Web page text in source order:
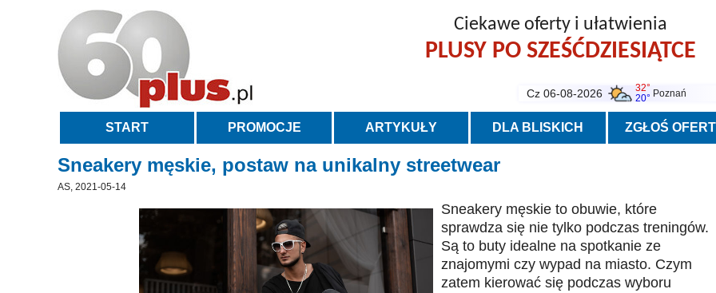
Ciekawe oferty i ułatwienia
PLUSY PO SZEŚĆDZIESIĄTCE
Cz 06-08-2026
32°
20° Poznań
START PROMOCJE ARTYKUŁY DLA BLISKICH ZGŁOŚ
Sneakery męskie, postaw na unikalny streetwear
AS, 2021-05-14
Sneakery męskie to obuwie, które
sprawdza się nie tylko podczas treningów.
Są to buty idealne na spotkanie ze
znajomymi czy wypad na miasto. Czym
zatem kierować się podczas wyboru